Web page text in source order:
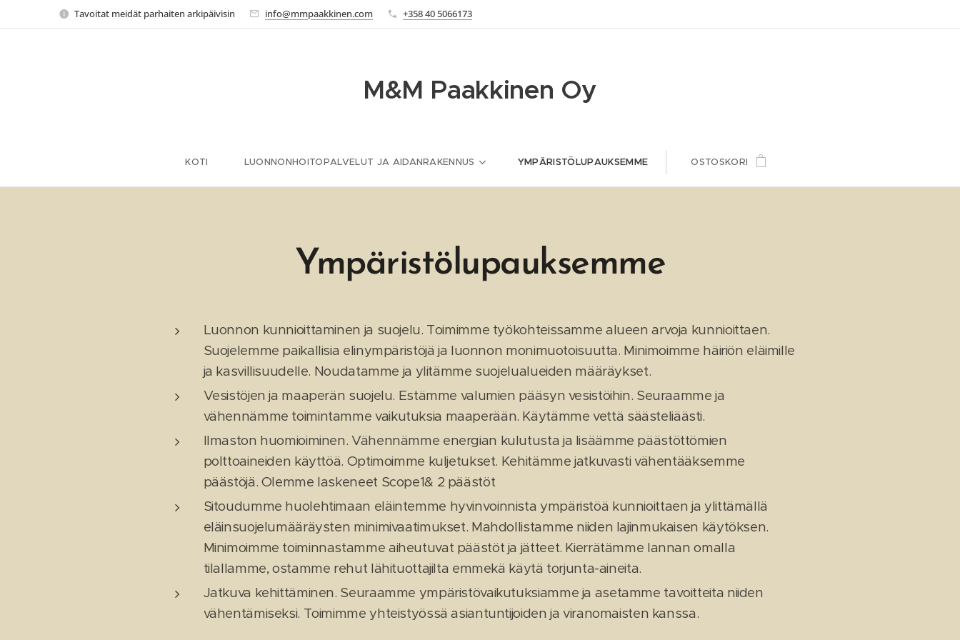
Tavoitat meidät parhaiten arkipäivisin info@mmpaakkinen.com +358 40 5066173
M&M Paakkinen Oy
KOTI LUONNONHOITOPALVELUT JA AIDANRAKENNUS YMPÄRISTÖLUPAUKSEMME OSTOSKORI
Ympäristölupauksemme
Luonnon kunnioittaminen ja suojelu. Toimimme työkohteissamme alueen arvoja kunnioittaen.
Suojelemme paikallisia elinympäristöjä ja luonnon monimuotoisuutta. Minimoimme häiriön eläimille
ja kasvillisuudelle. Noudatamme ja ylitämme suojelualueiden määräykset.
Vesistöjen ja maaperän suojelu. Estämme valumien pääsyn vesistöihin. Seuraamme ja
vähennämme toimintamme vaikutuksia maaperään. Käytämme vettä säästeliäästi.
Ilmaston huomioiminen. Vähennämme energian kulutusta ja lisäämme päästöttömien
polttoaineiden käyttöä. Optimoimme kuljetukset. Kehitämme jatkuvasti vähentääksemme
päästöjä. Olemme laskeneet Scope1& 2 päästöt
Sitoudumme huolehtimaan eläintemme hyvinvoinnista ympäristöä kunnioittaen ja ylittämällä
eläinsuojelumääräysten minimivaatimukset. Mahdollistamme niiden lajinmukaisen käytöksen.
Minimoimme toiminnastamme aiheutuvat päästöt ja jätteet. Kierrätämme lannan omalla
tilallamme, ostamme rehut lähituottajilta emmekä käytä torjunta-aineita.
Jatkuva kehittäminen. Seuraamme ympäristövaikutuksiamme ja asetamme tavoitteita niiden
vähentämiseksi. Toimimme yhteistyössä asiantuntijoiden ja viranomaisten kanssa.